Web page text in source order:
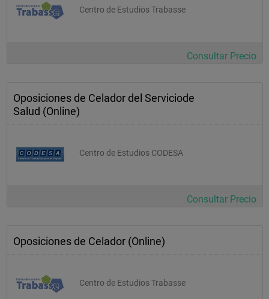
Centro de Estudios Trabasse
Consultar Precio
Oposiciones de Celador del Serviciode
Salud (Online)
Centro de Estudios CODESA
Consultar Precio
Oposiciones de Celador (Online)
Centro de Estudios Trabasse